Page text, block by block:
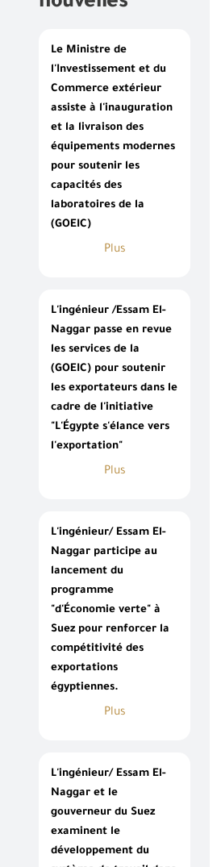
Le Ministre de
l'Investissement et du
Commerce extérieur
assiste à l'inauguration
et la livraison des
équipements modernes
pour soutenir les
capacités des
laboratoires de la
(GOEIC)
Plus
L'ingénieur /Essam El-
Naggar passe en revue
les services de la
(GOEIC) pour soutenir
les exportateurs dans le
cadre de l'initiative
"L'Égypte s'élance vers
l'exportation"
Plus
L'ingénieur/ Essam El-
Naggar participe au
lancement du
programme
"d'Économie verte" à
Suez pour renforcer la
compétitivité des
exportations
égyptiennes.
Plus
L'ingénieur/ Essam El-
Naggar et le
gouverneur du Suez
examinent le
développement du